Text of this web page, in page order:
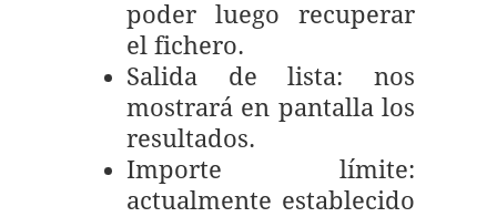
poder luego recuperar
el fichero.
Salida de lista: nos
mostrará en pantalla los
resultados.
Importe límite:
actualmente establecido